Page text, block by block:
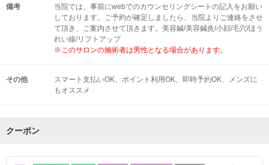
備考
当院では、事前にwebでのカウンセリングシートの記入をお願い
しております。ご予約が確定しましたら、当院よりご連絡をさせ
て頂き、ご案内させて頂きます。美容鍼/美容鍼灸/小顔/毛穴/ほう
れい線/リフトアップ
※このサロンの施術者は男性となる場合があります。
その他 スマート支払いOK ポイント利用OK 即時予約OK
メンズに
もオススメ
クーポン